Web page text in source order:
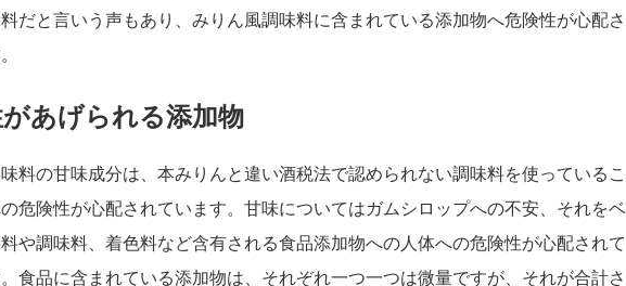
だと言いう声もあり、みりん風調味料に含まれている添加物へ危険性が心配さ
あげられる添加物
料の甘味成分は、本みりんと違い酒税法で認められない調味料を使っているこ
危険性が心配されています。甘味についてはガムシロップへの不安、それをベ
や調味料、着色料など含有される食品添加物への人体への危険性が心配されて
食品に含まれている添加物は、それぞれ一つ一つは微量ですが、それが合計さ